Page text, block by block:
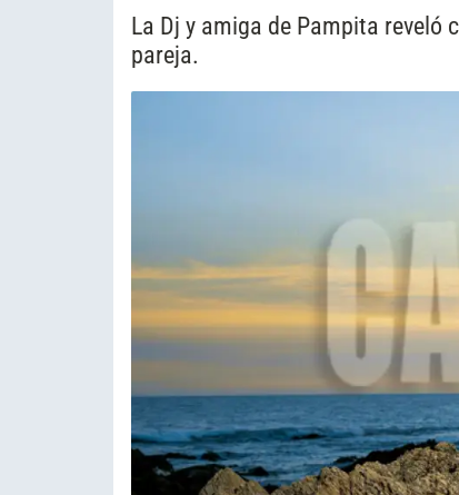
La Dj y amiga de Pampita reveló
pareja.